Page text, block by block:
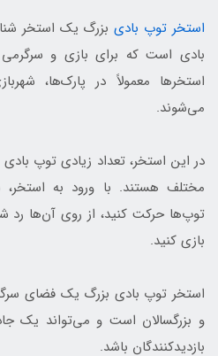
استخر توپ بادیبزرگ یک استخر شنا
بادی است که برای بازی و
استخرها معمولاً در پارک‌ها،
می‌شوند.
در این استخر، تعداد زیادی توپ
مختلف هستند. با ورود به
توپ‌ها حرکت کنید، از روی آن‌ها رد
بازی کنید.
استخر توپ بادی بزرگ یک فضای
و بزرگسالان است و می‌تواند یک
بازدیدکنندگان باشد.